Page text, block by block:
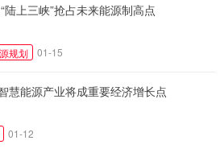
陆上三峡”抢占未来能源制高点
规划 01-15
慧能源产业将成重要经济增长点
01-12